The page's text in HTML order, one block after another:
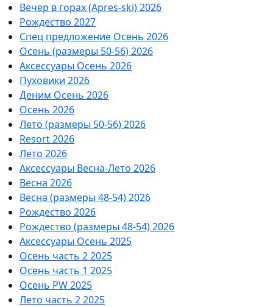
Вечер в горах (Apres-ski) 2026
Рождество 2027
Спец предложение Осень 2026
Осень (размеры 50-56) 2026
Аксессуары Осень 2026
Пуховики 2026
Деним Осень 2026
Осень 2026
Лето (размеры 50-56) 2026
Resort 2026
Лето 2026
Аксессуары Весна-Лето 2026
Весна 2026
Весна (размеры 48-54) 2026
Рождество 2026
Рождество (размеры 48-54) 2026
Аксессуары Осень 2025
Осень часть 2 2025
Осень часть 1 2025
Осень PW 2025
Лето часть 2 2025